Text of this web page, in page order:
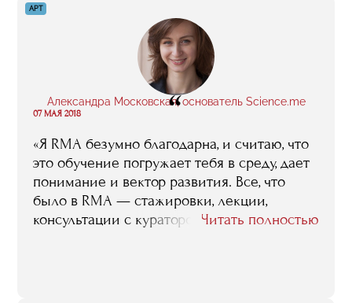
выводить на рынок, позиционировать и
анализировать большие данные, как
рассчитать экономику и привлечь
инвестора, на очень интересных условиях
— обо все расскажут».
АРТ
Александра Московская, основатель Science.me
“
07 МАЯ 2018
«Я RMA безумно благодарна, и считаю, что
это обучение погружает тебя в среду, дает
понимание и вектор развития. Все, что
было в RMA — стажировки, лекции,
консультации с куратором, — помогло мне
Читать полностью